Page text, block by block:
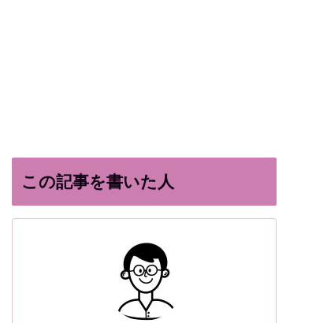
この記事を書いた人